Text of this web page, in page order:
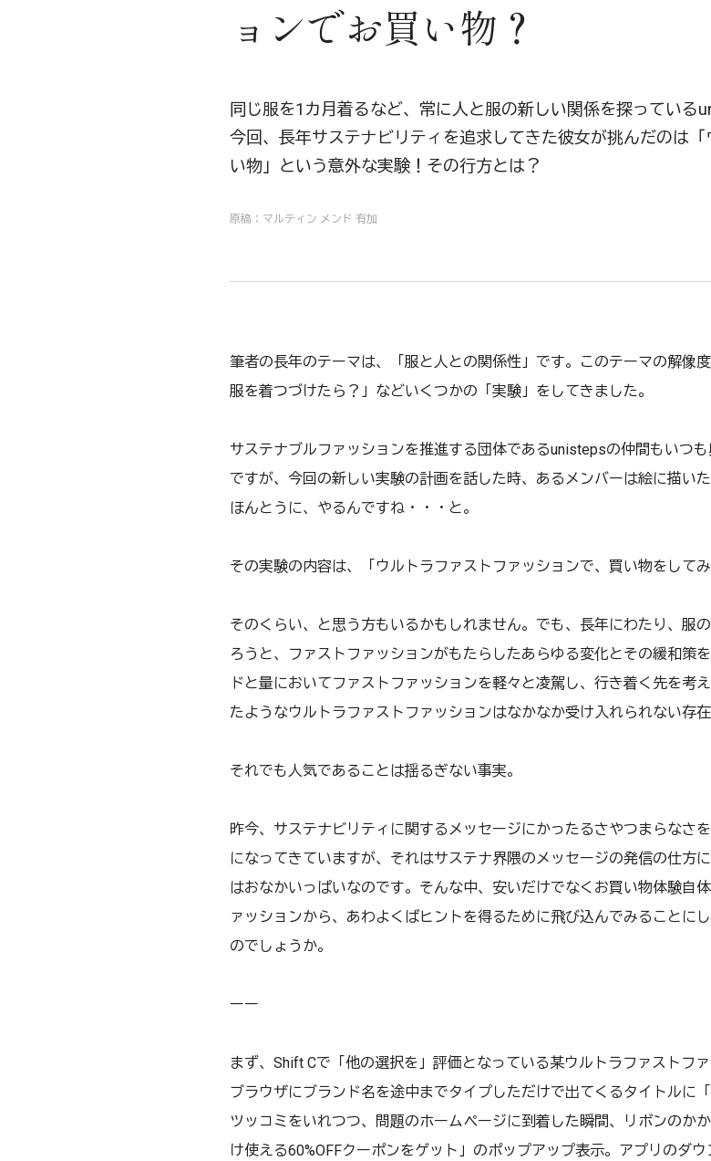
ョンでお買い物？
同じ服を1カ月着るなど、常に人と服の新しい関係を探っている
今回、長年サステナビリティを追求してきた彼女が挑んだのは
い物」という意外な実験！その行方とは？
原稿：マルティン メンド 有加
筆者の長年のテーマは、「服と人との関係性」です。このテーマの解像
服を着つづけたら？」などいくつかの「実験」をしてきました。
サステナブルファッションを推進する団体であるunistepsの仲間もいつ
ですが、今回の新しい実験の計画を話した時、あるメンバーは絵に描い
ほんとうに、やるんですね・・・と。
その実験の内容は、「ウルトラファストファッションで、買い物をしてみ
そのくらい、と思う方もいるかもしれません。でも、長年にわたり、服
ろうと、ファストファッションがもたらしたあらゆる変化とその緩和策
ドと量においてファストファッションを軽々と凌駕し、行き着く先を考
たようなウルトラファストファッションはなかなか受け入れられない存在
それでも人気であることは揺るぎない事実。
昨今、サステナビリティに関するメッセージにかったるさやつまらなさ
になってきていますが、それはサステナ界隈のメッセージの発信の仕方
はおなかいっぱいなのです。そんな中、安いだけでなくお買い物体験自
ァッションから、あわよくばヒントを得るために飛び込んでみることに
のでしょうか。
ーー
まず、Shift Cで「他の選択を」評価となっている某ウルトラファストフ
ブラウザにブランド名を途中までタイプしただけで出てくるタイトルに
ツッコミをいれつつ、問題のホームページに到着した瞬間、リボンのか
け使える60%OFFクーポンをゲット」のポップアップ表示。アプリのダ